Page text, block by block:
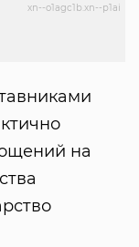
xn--o1agc1b.xn--p1ai
на